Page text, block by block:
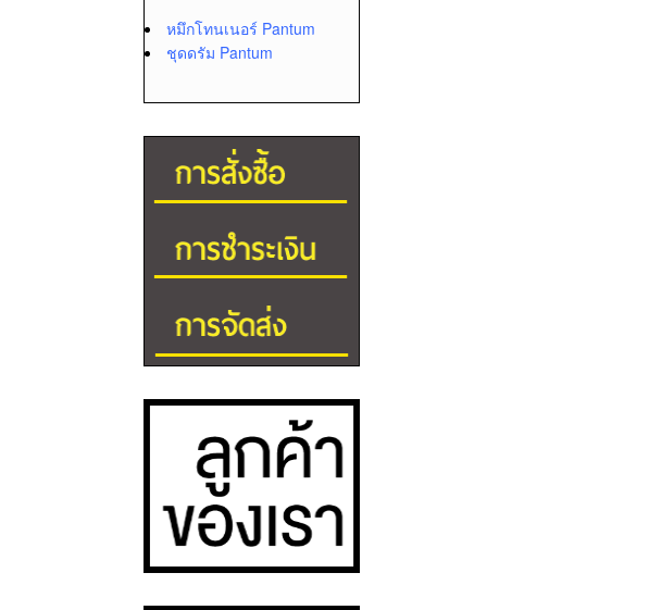
หมึกโทนเนอร์ Pantum
ชุดดรัม Pantum